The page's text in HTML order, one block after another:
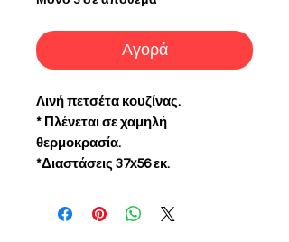
Αγορά
Λινή πετσέτα κουζίνας.
* Πλένεται σε χαμηλή
θερμοκρασία.
*Διαστάσεις 37x56 εκ.